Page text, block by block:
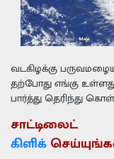
வடகிழக்கு
தற்போது எங்கு
பார்த்து தெரிந்து
கிளிக்